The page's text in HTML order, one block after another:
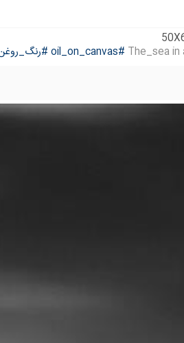
The_sea
#oil_on_canvas